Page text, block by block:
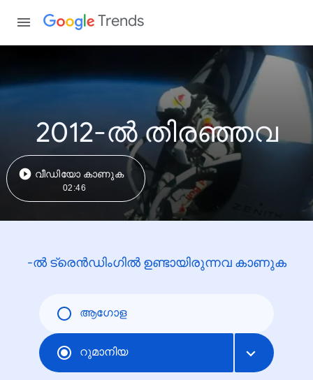
Trends
2012-ൽ തിരഞ്ഞവ
വീഡിയോ കാണുക
02:46
-ൽ ട്രെൻഡിംഗിൽ ഉണ്ടായിരുന്നവ കാണുക
ആഗോള
റുമാനിയ